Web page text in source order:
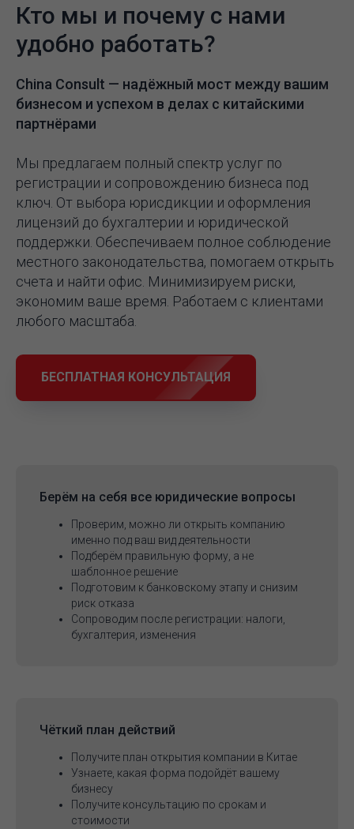
Кто мы и почему с нами
удобно работать?
China Consult — надёжный мост между вашим
бизнесом и успехом в делах с китайскими
партнёрами
Мы предлагаем полный спектр услуг по
регистрации и сопровождению бизнеса под
ключ. От выбора юрисдикции и оформления
лицензий до бухгалтерии и юридической
поддержки. Обеспечиваем полное соблюдение
местного законодательства, помогаем открыть
счета и найти офис. Минимизируем риски,
экономим ваше время. Работаем с клиентами
любого масштаба.
БЕСПЛАТНАЯ КОНСУЛЬТАЦИЯ
Берём на себя все юридические вопросы
Проверим, можно ли открыть компанию
именно под ваш вид деятельности
Подберём правильную форму, а не
шаблонное решение
Подготовим к банковскому этапу и снизим
риск отказа
Сопроводим после регистрации: налоги,
бухгалтерия, изменения
Чёткий план действий
Получите план открытия компании в Китае
Узнаете, какая форма подойдёт вашему
бизнесу
Получите консультацию по срокам и
стоимости